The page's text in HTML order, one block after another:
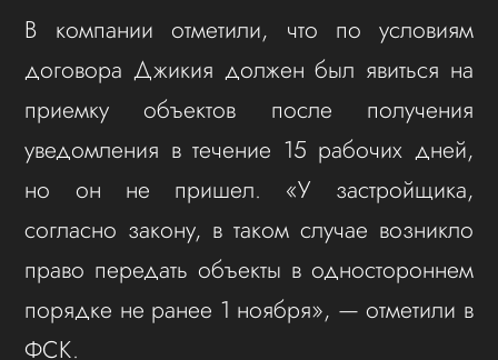
В компании отметили, что по условиям
договора Джикия должен был явиться на
приемку объектов после получения
уведомления в течение 15 рабочих дней,
но он не пришел. «У застройщика,
согласно закону, в таком случае возникло
право передать объекты в одностороннем
порядке не ранее 1 ноября», — отметили в
ФСК.